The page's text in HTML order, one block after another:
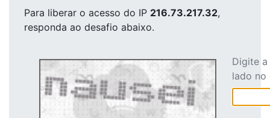
Para liberar o acesso do IP 216.73.217.32,
responda ao desafio abaixo.
Digite
lado no